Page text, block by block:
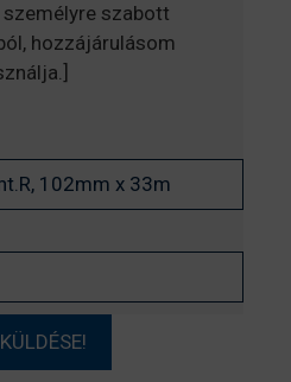
szabott
hozzájárulásom